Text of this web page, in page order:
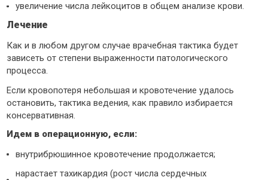
увеличение числа лейкоцитов в общем анализе крови.
Лечение
Как и в любом другом случае врачебная тактика будет
зависеть от степени выраженности патологического
процесса.
Если кровопотеря небольшая и кровотечение удалось
остановить, тактика ведения, как правило избирается
консервативная.
Идем в операционную, если:
внутрибрюшинное кровотечение продолжается;
нарастает тахикардия (рост числа сердечных